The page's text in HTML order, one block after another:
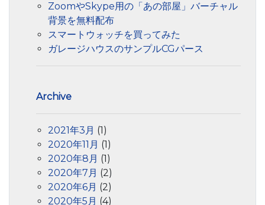
ZoomやSkype用の「あの部屋」バーチャル
背景を無料配布
スマートウォッチを買ってみた
ガレージハウスのサンプルCGパース
Archive
2021年3月 (1)
2020年11月 (1)
2020年8月 (1)
2020年7月 (2)
2020年6月 (2)
2020年5月 (4)